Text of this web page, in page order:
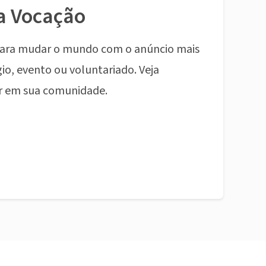
Vocação
mudar o mundo com o anúncio mais
evento ou voluntariado. Veja
sua comunidade.